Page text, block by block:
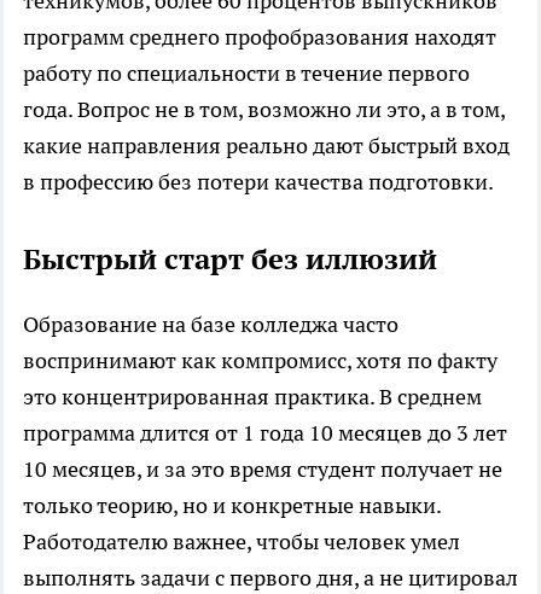
программ среднего профобразования находят
работу по специальности в течение первого
года. Вопрос не в том, возможно ли это, а в том,
какие направления реально дают быстрый вход
в профессию без потери качества подготовки.
Быстрый старт без иллюзий
Образование на базе колледжа часто
воспринимают как компромисс, хотя по факту
это концентрированная практика. В среднем
программа длится от 1 года 10 месяцев до 3 лет
10 месяцев, и за это время студент получает не
только теорию, но и конкретные навыки.
Работодателю важнее, чтобы человек умел
выполнять задачи с первого дня, а не цитировал